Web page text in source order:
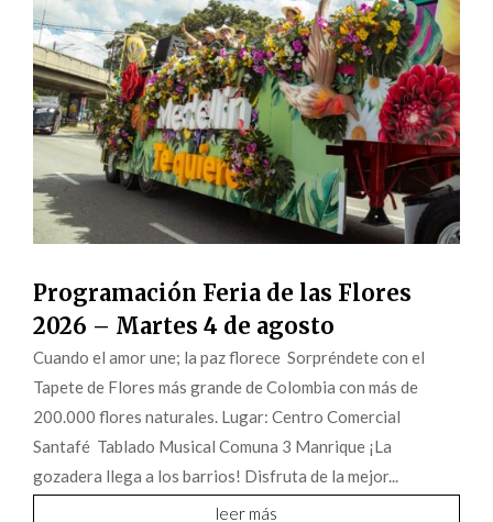
Programación Feria de las Flores
2026 – Martes 4 de agosto
Cuando el amor une; la paz florece Sorpréndete con el
Tapete de Flores más grande de Colombia con más de
200.000 flores naturales. Lugar: Centro Comercial
Santafé Tablado Musical Comuna 3 Manrique ¡La
gozadera llega a los barrios! Disfruta de la mejor...
leer más